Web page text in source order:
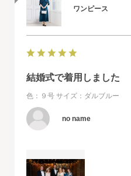
ワンピース
結婚式で着用しました
色：９号 サイズ：ダルブルー
no name